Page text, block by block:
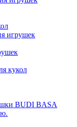
игрушек
кукол
BUDI BASA